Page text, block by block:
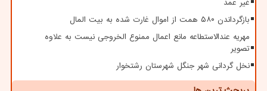
غیر عمد
بازگرداندن ۵۸۰ همت از اموال غارت شده به بیت المال
مهریه عندالاستطاعه مانع اعمال ممنوع الخروجی نیست به علاوه
تصویر
نخل گردانی شهر جنگل شهرستان رشتخوار